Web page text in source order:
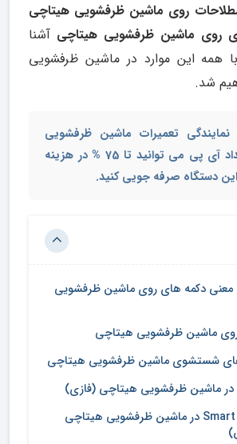
روی ماشین ظرفشویی هیتاچی
روی ماشین ظرفشویی هیتاچی آشنا
همه این موارد در ماشین ظرفشویی
شد.
نمایندگی تعمیرات ماشین ظرفشویی
هیتاچی در امداد آی پی می توانید تا 75 % در هزینه
دستگاه صرفه جویی کنید.
معنی دکمه های روی ماشین ظرفشویی
ماشین ظرفشویی هیتاچی
های شستشوی ماشین ظرفشویی هیتاچی
برنامه Smart Wash در ماشین ظرفشویی هیتاچی